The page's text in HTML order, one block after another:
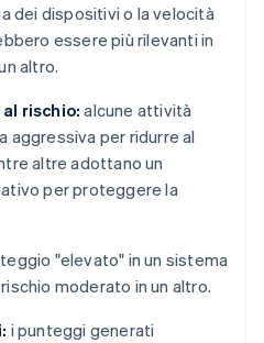
dei dispositivi o la velocità
essere più rilevanti in
altro.
rischio: alcune attività
aggressiva per ridurre al
altre adottano un
per proteggere la
"elevato" in un sistema
moderato in un altro.
i punteggi generati